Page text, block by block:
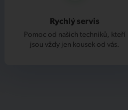
Rychlý servis
Pomoc od našich techniků, kteří
jsou vždy jen kousek od vás.